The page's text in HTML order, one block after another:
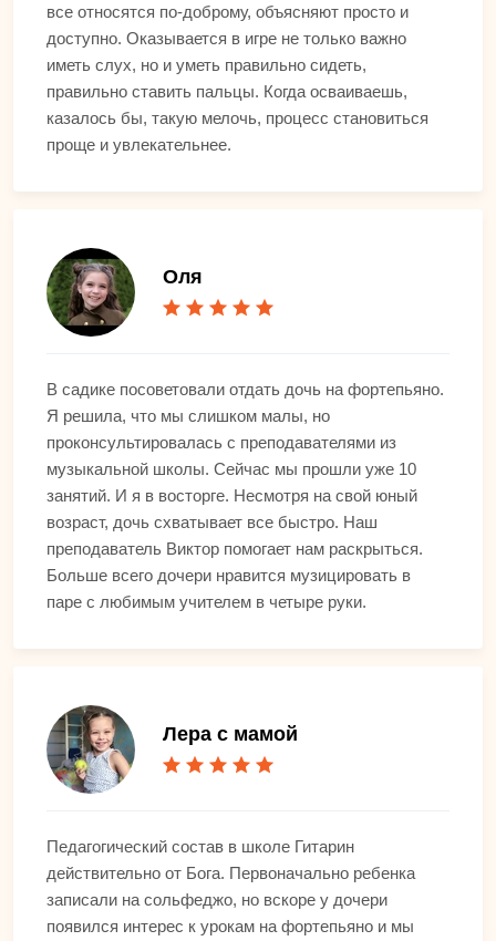
все относятся по-доброму, объясняют просто и
доступно. Оказывается в игре не только важно
иметь слух, но и уметь правильно сидеть,
правильно ставить пальцы. Когда осваиваешь,
казалось бы, такую мелочь, процесс становиться
проще и увлекательнее.
Оля
В садике посоветовали отдать дочь на фортепьяно.
Я решила, что мы слишком малы, но
проконсультировалась с преподавателями из
музыкальной школы. Сейчас мы прошли уже 10
занятий. И я в восторге. Несмотря на свой юный
возраст, дочь схватывает все быстро. Наш
преподаватель Виктор помогает нам раскрыться.
Больше всего дочери нравится музицировать в
паре с любимым учителем в четыре руки.
Лера с мамой
Педагогический состав в школе Гитарин
действительно от Бога. Первоначально ребенка
записали на сольфеджо, но вскоре у дочери
появился интерес к урокам на фортепьяно и мы